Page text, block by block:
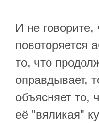
И не говорите,
повоторяется
то, что
оправдывает,
объясняет то,
её "вяликая"